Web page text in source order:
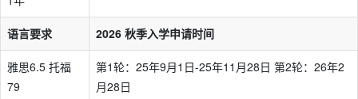
语言要求 2026 秋季入学申请时间
雅思6.5 托福
79
第1轮：25年9月1日-25年11月28日 第2轮：26年2
月28日